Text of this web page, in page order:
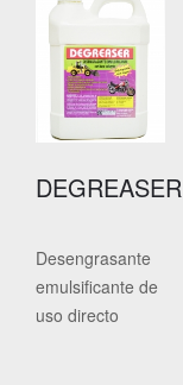
DEGREASER
Desengrasante
emulsificante de
uso directo